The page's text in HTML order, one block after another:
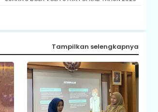
Tampilkan selengkapnya